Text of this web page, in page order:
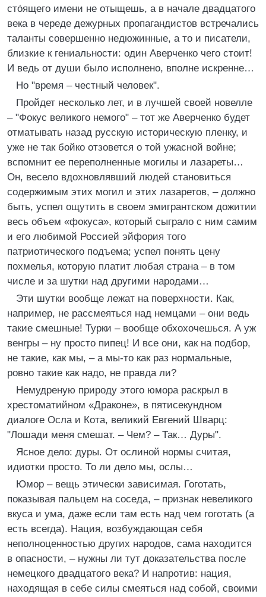
сто́ящего имени не отыщешь, а в начале двадцатого
века в череде дежурных пропагандистов встречались
таланты совершенно недюжинные, а то и писатели,
близкие к гениальности: один Аверченко чего стоит!
И ведь от души было исполнено, вполне искренне…
Но "время – честный человек".
Пройдет несколько лет, и в лучшей своей новелле
– "Фокус великого немого" – тот же Аверченко будет
отматывать назад русскую историческую пленку, и
уже не так бойко отзовется о той ужасной войне;
вспомнит ее переполненные могилы и лазареты…
Он, весело вдохновлявший людей становиться
содержимым этих могил и этих лазаретов, – должно
быть, успел ощутить в своем эмигрантском дожитии
весь объем «фокуса», который сыграло с ним самим
и его любимой Россией эйфория того
патриотического подъема; успел понять цену
похмелья, которую платит любая страна – в том
числе и за шутки над другими народами…
Эти шутки вообще лежат на поверхности. Как,
например, не рассмеяться над немцами – они ведь
такие смешные! Турки – вообще обхохочешься. А уж
венгры – ну просто пипец! И все они, как на подбор,
не такие, как мы, – а мы-то как раз нормальные,
ровно такие как надо, не правда ли?
Немудреную природу этого юмора раскрыл в
хрестоматийном «Драконе», в пятисекундном
диалоге Осла и Кота, великий Евгений Шварц:
"Лошади меня смешат. – Чем? – Так… Дуры".
Ясное дело: дуры. От ослиной нормы считая,
идиотки просто. То ли дело мы, ослы…
Юмор – вещь этически зависимая. Гоготать,
показывая пальцем на соседа, – признак невеликого
вкуса и ума, даже если там есть над чем гоготать (а
есть всегда). Нация, возбуждающая себя
неполноценностью других народов, сама находится
в опасности, – нужны ли тут доказательства после
немецкого двадцатого века? И напротив: нация,
находящая в себе силы смеяться над собой, своими